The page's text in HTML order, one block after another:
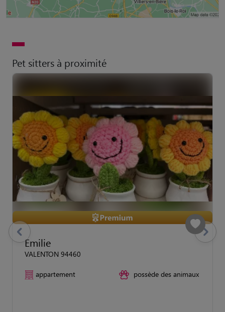
Pet sitters à proximité
Emilie
VALENTON 94460
appartement possède des animaux
previous Suivant